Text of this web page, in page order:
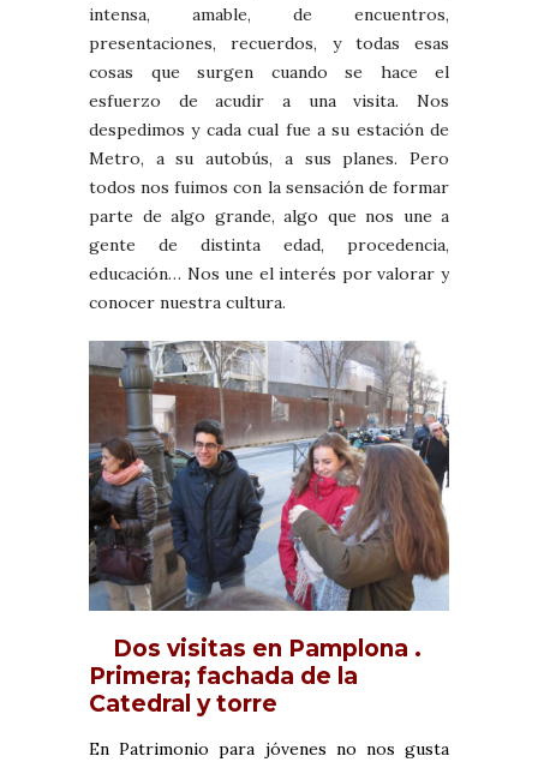
intensa, amable, de encuentros,
presentaciones, recuerdos, y todas esas
cosas que surgen cuando se hace el
esfuerzo de acudir a una visita. Nos
despedimos y cada cual fue a su estación de
Metro, a su autobús, a sus planes. Pero
todos nos fuimos con la sensación de formar
parte de algo grande, algo que nos une a
gente de distinta edad, procedencia,
educación… Nos une el interés por valorar y
conocer nuestra cultura.
Dos visitas en Pamplona .
Primera; fachada de la
Catedral y torre
En Patrimonio para jóvenes no nos gusta